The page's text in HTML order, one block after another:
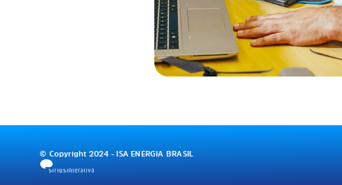
© Copyright 2024 - ISA ENERGIA BRASIL